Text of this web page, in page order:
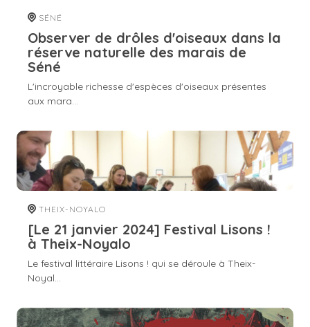
SÉNÉ
Observer de drôles d'oiseaux dans la
réserve naturelle des marais de
Séné
L'incroyable richesse d'espèces d'oiseaux présentes
aux mara...
THEIX-NOYALO
[Le 21 janvier 2024] Festival Lisons !
à Theix-Noyalo
Le festival littéraire Lisons ! qui se déroule à Theix-
Noyal...